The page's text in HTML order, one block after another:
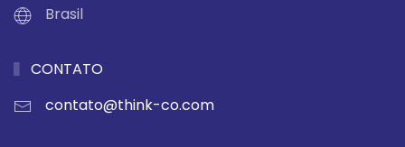
Brasil
CONTATO
contato@think-co.com